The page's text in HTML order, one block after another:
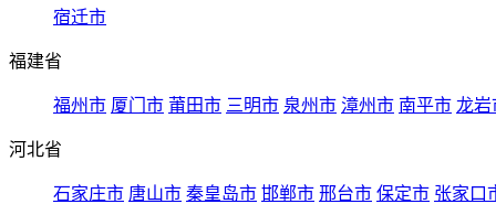
宿迁市
福建省
福州市 厦门市 莆田市 三明市 泉州市 漳州市 南平市 龙岩
河北省
石家庄市 唐山市 秦皇岛市 邯郸市 邢台市 保定市 张家口